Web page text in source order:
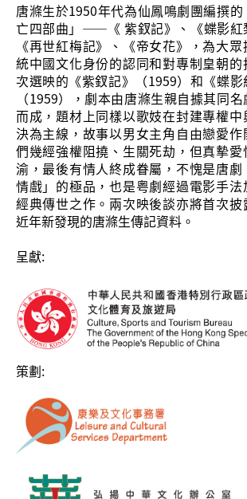
唐滌生於1950年代為仙鳳鳴劇團編撰
亡四部曲」――《 紫釵記》、《蝶影紅
《再世紅梅記》、《帝女花》，為大
統中國文化身份的認同和對專制皇朝的
次選映的《紫釵記》（1959）和《蝶影
（1959），劇本由唐滌生親自據其同
而成，題材上同樣以歌妓在封建專權中
決為主線，故事以男女主角自由戀愛作
們幾經強權阻撓、生關死劫，但真摰愛
渝，最後有情人終成眷屬，不愧是唐劇
情戲」的極品，也是粤劇經過電影手法
經典傳世之作。兩次映後談亦將首次披
近年新發現的唐滌生傳記資料。
呈獻:
策劃: